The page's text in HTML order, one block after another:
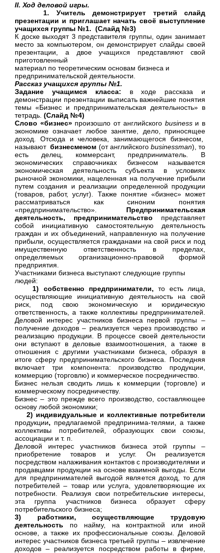
II. Ход деловой игры.
1. Учитель демонстрирует третий слайд
презентации и приглашает начать своё выступление
учащихся группы №1. (Слайд №3)
К доске выходят 3 представителя группы, один занимает
место за компьютером, он демонстрирует слайды своей
презентации, а двое учащихся представляют свой
приготовленный
материал по теоретическим основам бизнеса и
предпринимательской деятельности.
Рассказ учащихся группы №1.
Задание учащимся класса: в ходе рассказа и
демонстрации презентации выписать важнейшие понятия
темы «Бизнес и предпринимательская деятельность» в
тетрадь. (Слайд №4)
Слово «бизнес»произошло от английского businessи в
экономике означает любое занятие, дело, приносящее
доход. Отсюда и человека, занимающегося бизнесом,
называютбизнесменом (от английского businessman), то
есть делец, коммерсант, предприниматель. В
экономических справочниках бизнесом называется
экономическая деятельность субъекта в условиях
рыночной экономики, нацеленная на получение прибыли
путем создания и реализации определенной продукции
(товаров, работ, услуг). Также понятие «бизнес» может
рассматриваться как синоним понятия
«предпринимательство». Предпринимательская
деятельность, предпринимательство представляет
собой инициативную самостоятельную деятельность
граждан и их объединений, направленную на получение
прибыли, осуществляется гражданами на свой риск и под
имущественную ответственность в пределах,
определяемых организационно-правовой формой
предприятия.
Участниками бизнеса выступают следующие группы
людей:
1) собственно предприниматели, то есть лица,
осуществляющие инициативную деятельность на свой
риск, под свою экономическую и юридическую
ответственность, а также коллективы предпринимателей.
Деловой интерес участников бизнеса первой группы –
получение доходов – реализуется через производство и
реализацию продукции. В процессе своей деятельности
они вступают в деловые взаимоотношения, а также в
отношения с другими участниками бизнеса, образуя в
итоге сферу предпринимательского бизнеса. Последняя
включает три компонента: производство продукции,
коммерцию (торговлю) и коммерческое посредничество.
Бизнес нельзя сводить лишь к коммерции (торговле) и
коммерческому посредничеству.
Бизнес – это прежде всего производство, составляющее
основу любой экономики;
2) индивидуальные и коллективные потребители
продукции, предлагаемой предпринима-телями, а также
коллективы потребителей, образующих свои союзы,
ассоциации и т. п.
Деловой интерес участников бизнеса этой группы –
приобретение товаров и услуг. Он реализуется
посредством налаживания контактов с производителями и
продавцами продукции на основе взаимной выгоды. Если
для предпринимателей выгодой является доход, то для
потребителей – товар или услуга, удовлетворяющие их
потребности. Реализуя свои потребительские интересы,
эта группа участников бизнеса образует сферу
потребительского бизнеса;
3)
работники, осуществляющие трудовую
деятельность по найму, на контрактной или иной
основе, а также их профессиональные союзы. Деловой
интерес участников бизнеса третьей группы – извлечение
доходов – реализуется посредством работы в фирме,